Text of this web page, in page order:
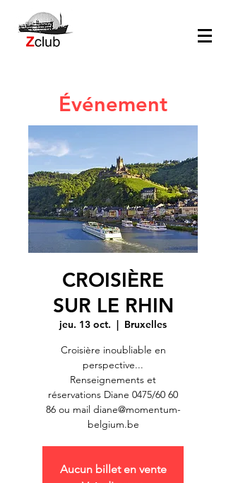
Événement
CROISIÈRE
SUR LE RHIN
jeu. 13 oct.
  |
Bruxelles
Croisière inoubliable en
perspective...
Renseignements et
réservations Diane 0475/60 60
86 ou mail diane@momentum-
belgium.be
Aucun billet en vente